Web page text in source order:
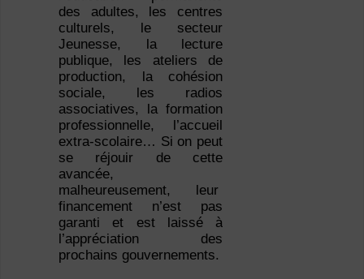
des adultes, les centres
culturels, le secteur
Jeunesse, la lecture
publique, les ateliers de
production, la cohésion
sociale, les radios
associatives, la formation
professionnelle, l’accueil
extra-scolaire… Si on peut
se réjouir de cette
avancée,
malheureusement, leur
financement n’est pas
garanti et est laissé à
l’appréciation des
prochains gouvernements.